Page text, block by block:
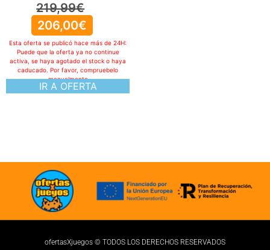
219,99€
206,00€
IR A OFERTA
Esta oferta se publicó hace más de 24H:
Puede que la oferta ya no continue
activa, se haya agotado el stock o haya
caducado. Por favor, compruebelo
manualmente
ofertasXjuegos © TODOS LOS DERECHOS RESERVADOS